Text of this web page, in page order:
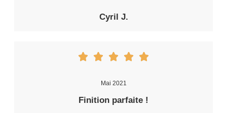
Cyril J.
Mai 2021
Finition parfaite !